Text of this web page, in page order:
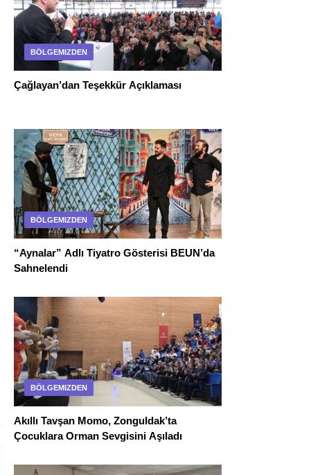
BÖLGEMIZDEN
Çağlayan’dan Teşekkür Açıklaması
BÖLGEMIZDEN
“Aynalar” Adlı Tiyatro Gösterisi BEUN’da
Sahnelendi
BÖLGEMIZDEN
Akıllı Tavşan Momo, Zonguldak’ta
Çocuklara Orman Sevgisini Aşıladı